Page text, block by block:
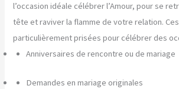
l’occasion idéale célébrer l’Amour, pour se
tête et raviver la flamme de votre relation.
particulièrement prisées pour célébrer des
Anniversaires de rencontre ou de mariage
Demandes en mariage originales